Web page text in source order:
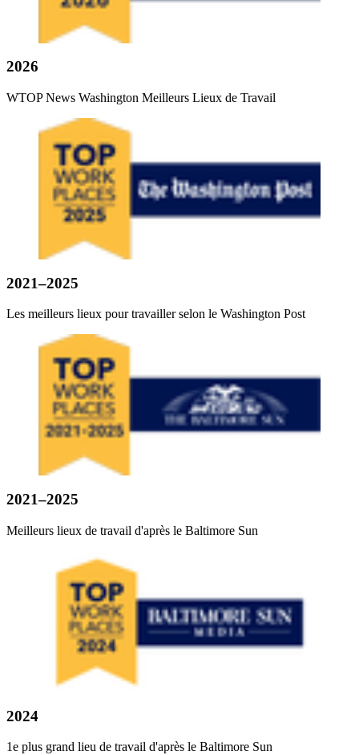
2026
WTOP News Washington Meilleurs Lieux de Travail
2021–2025
Les meilleurs lieux pour travailler selon le Washington Post
2021–2025
Meilleurs lieux de travail d'après le Baltimore Sun
2024
1e plus grand lieu de travail d'après le Baltimore Sun